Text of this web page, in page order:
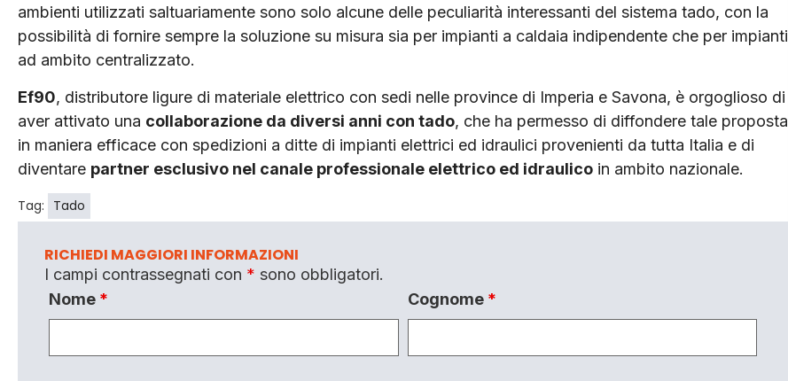
ambienti utilizzati saltuariamente sono solo alcune delle peculiarità interessanti del sistema tado, con la
possibilità di fornire sempre la soluzione su misura sia per impianti a caldaia indipendente che per impianti
ad ambito centralizzato.
Ef90, distributore ligure di materiale elettrico con sedi nelle province di Imperia e Savona, è orgoglioso di
aver attivato una collaborazione da diversi anni con tado, che ha permesso di diffondere tale proposta
in maniera efficace con spedizioni a ditte di impianti elettrici ed idraulici provenienti da tutta Italia e di
diventare partner esclusivo nel canale professionale elettrico ed idraulico in ambito nazionale.
Tag: Tado
RICHIEDI MAGGIORI INFORMAZIONI
I campi contrassegnati con * sono obbligatori.
Nome * Cognome *